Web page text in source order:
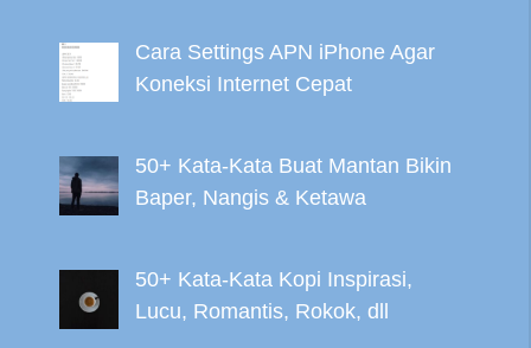
Cara Settings APN iPhone Agar
Koneksi Internet Cepat
50+ Kata-Kata Buat Mantan Bikin
Baper, Nangis & Ketawa
50+ Kata-Kata Kopi Inspirasi,
Lucu, Romantis, Rokok, dll